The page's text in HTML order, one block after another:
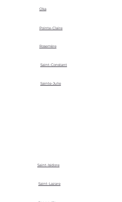
Oka
Pointe-Claire
Rosemère
Saint-Constant
Sainte-Julie
Saint-Isidore
Saint-Lazare